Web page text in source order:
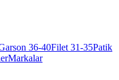
36-40Filet 31-35Patik
Markalar